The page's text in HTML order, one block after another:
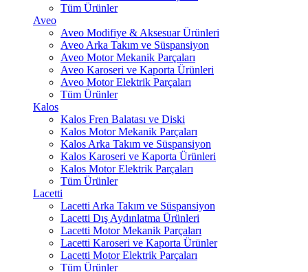
Tüm Ürünler
Aveo
Aveo Modifiye & Aksesuar Ürünleri
Aveo Arka Takım ve Süspansiyon
Aveo Motor Mekanik Parçaları
Aveo Karoseri ve Kaporta Ürünleri
Aveo Motor Elektrik Parçaları
Tüm Ürünler
Kalos
Kalos Fren Balatası ve Diski
Kalos Motor Mekanik Parçaları
Kalos Arka Takım ve Süspansiyon
Kalos Karoseri ve Kaporta Ürünleri
Kalos Motor Elektrik Parçaları
Tüm Ürünler
Lacetti
Lacetti Arka Takım ve Süspansiyon
Lacetti Dış Aydınlatma Ürünleri
Lacetti Motor Mekanik Parçaları
Lacetti Karoseri ve Kaporta Ürünler
Lacetti Motor Elektrik Parçaları
Tüm Ürünler